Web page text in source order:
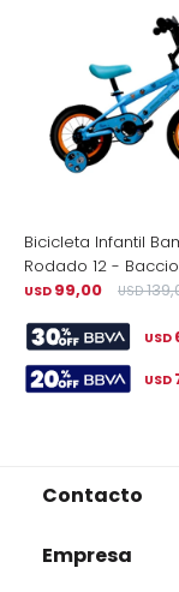
Bicicleta Infantil
Rodado 12 -
USD 99,00 USD
USD
USD
Contacto
Empresa